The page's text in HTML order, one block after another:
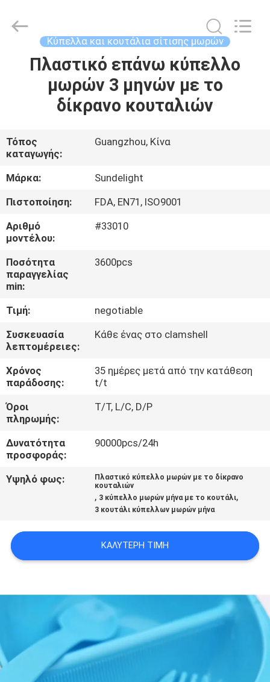
ΑΡΧΙΚΉ
ΣΕΛΊΔΑ
ΒΊΝΤΕΟ
ΣΧΕΤΙΚΆ
ΜΕ
ΕΜΆΣ
ΓΎΡΟΣ
ΕΡΓΟΣΤΑΣΊΩΝ
ΠΟΙΟΤΙΚΌΣ
ΈΛΕΓΧΟΣ
ΕΠΑΦΉ
ΝΈΑ
ΌΛΕΣ
ΠΕΡΙΠΤΏΣΕΙΣ
SHOPPING
SITEMAP
PRIVACY
POLICY
products
Κύπελλα και κουτάλια σίτισης μωρών
Πλαστικό επάνω κύπελλο
μωρών 3 μηνών με το
δίκρανο κουταλιών
Τόπος
καταγωγής:
Guangzhou, Κίνα
Μάρκα:
Sundelight
Πιστοποίηση:
FDA, EN71, ISO9001
Αριθμό
μοντέλου:
#33010
Ποσότητα
παραγγελίας
min:
3600pcs
Τιμή:
negotiable
Συσκευασία
λεπτομέρειες:
Κάθε ένας στο clamshell
Χρόνος
παράδοσης:
35 ημέρες μετά από την κατάθεση
t/t
Όροι
πληρωμής:
T/T, L/C, D/P
Δυνατότητα
προσφοράς:
90000pcs/24h
Υψηλό φως:
Πλαστικό κύπελλο μωρών με το δίκρανο
κουταλιών
, 3 κύπελλο μωρών μήνα με το κουτάλι,
3 κουτάλι κύπελλων μωρών μήνα
ΚΑΛΎΤΕΡΗ ΤΙΜΉ